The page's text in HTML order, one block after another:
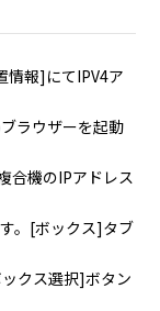
情報]にてIPV4ア
ラウザーを起動
合機のIPアドレス
。[ボックス]タブ
クス選択]ボタン